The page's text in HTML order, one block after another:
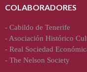
COLABORADORES
- Cabildo de Tenerife
- Asociación Histórico
- Real Sociedad
- The Nelson Society